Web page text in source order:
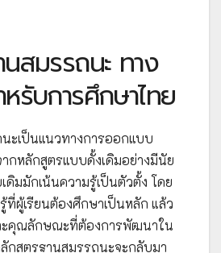
สมรรถนะ ทาง
หรับการศึกษาไทย
ะเป็นแนวทางการออกแบบ
กหลักสูตรแบบดั้งเดิมอย่างมีนัย
มมักเน้นความรู้เป็นตัวตั้ง โดย
ที่ผู้เรียนต้องศึกษาเป็นหลัก แล้ว
ะคุณลักษณะที่ต้องการพัฒนาใน
กสูตรฐานสมรรถนะจะกลับมา